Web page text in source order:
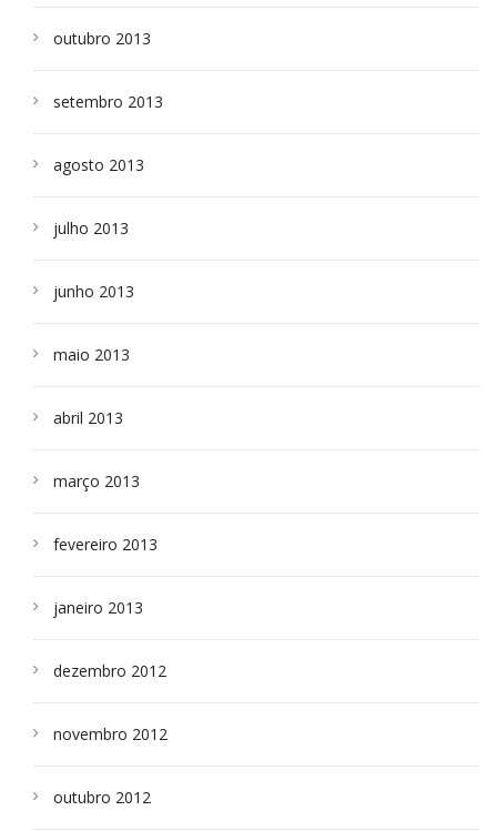
outubro 2013
setembro 2013
agosto 2013
julho 2013
junho 2013
maio 2013
abril 2013
março 2013
fevereiro 2013
janeiro 2013
dezembro 2012
novembro 2012
outubro 2012